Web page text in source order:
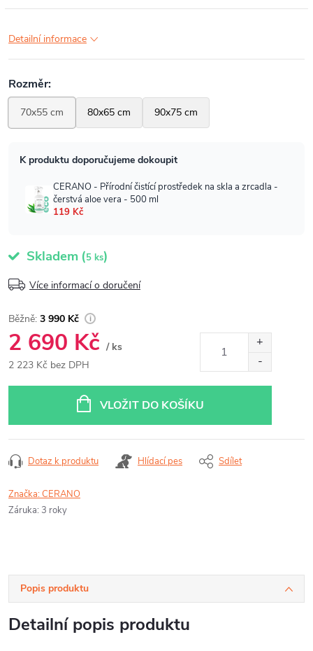
Detailní informace
Skladem (5 ks)
Více informací o doručení
3 990 Kč
2 690 Kč / ks
2 223 Kč bez DPH
VLOŽIT DO KOŠÍKU
Dotaz k produktu Hlídací pes Sdílet
Značka:CERANO
Záruka: 3 roky
Popis produktu
Detailní popis produktu